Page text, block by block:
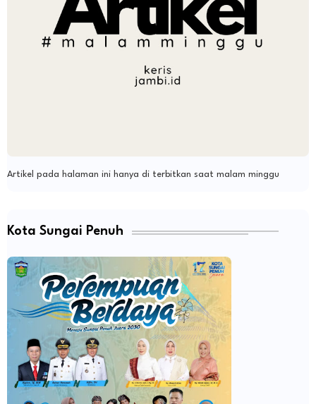
Artikel pada halaman ini hanya di terbitkan saat malam minggu
Kota Sungai Penuh